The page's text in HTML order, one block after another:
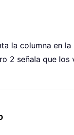
la columna en
2 señala que